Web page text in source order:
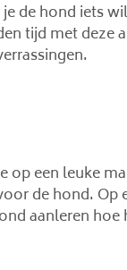
de hond iets
tijd met deze
een leuke
de hond. Op
aanleren